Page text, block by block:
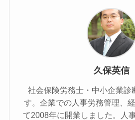
久保英信
社会保険労務士・中小企業診
す。企業での人事労務管理、
て2008年に開業しました。人